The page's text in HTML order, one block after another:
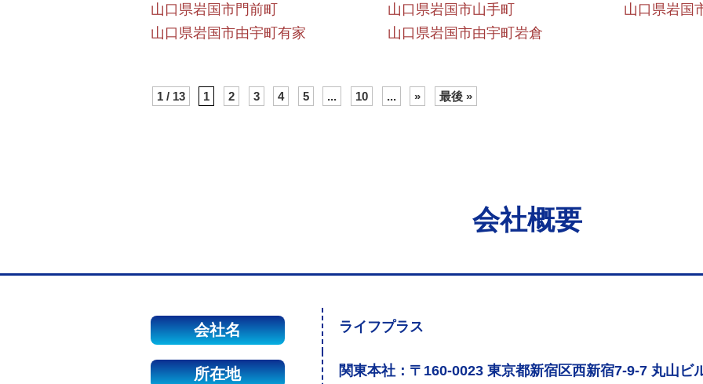
山口県岩国市門前町
山口県岩国市山手町
山口県岩国
山口県岩国市由宇町有家
山口県岩国市由宇町岩倉
1 / 13 1 2 3 4 5 ... 10 ... » 最後 »
会社概要
会社名 ライフプラス
所在地 関東本社：〒160-0023 東京都新宿区西新宿7-9-7 丸山ビ